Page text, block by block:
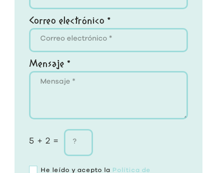
Correo electrónico *
Mensaje *
5 + 2 =
He leído y acepto la Política de